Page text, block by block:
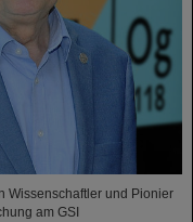
Wissenschaftler und Pionier
am GSI